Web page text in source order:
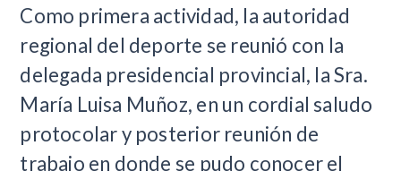
Como primera actividad, la autoridad
regional del deporte se reunió con la
delegada presidencial provincial, la Sra.
María Luisa Muñoz, en un cordial saludo
protocolar y posterior reunión de
trabajo en donde se pudo conocer el